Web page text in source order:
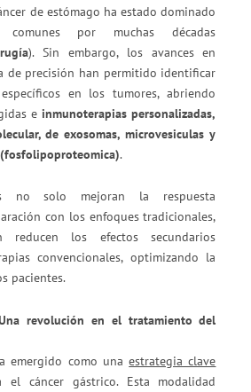
de estómago ha estado dominado
comunes por muchas décadas
). Sin embargo, los avances en
de precisión han permitido identificar
en los tumores, abriendo
einmunoterapias personalizadas,
de exosomas, microvesiculas y
(fosfolipoproteomica).
no solo mejoran la respuesta
con los enfoques tradicionales,
los efectos secundarios
convencionales, optimizando la
pacientes.
revolución en el tratamiento del
emergido como unaestrategia clave
cáncer gástrico. Esta modalidad